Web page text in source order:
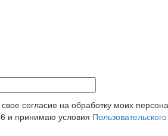
согласие на обработку моих
и принимаю условия